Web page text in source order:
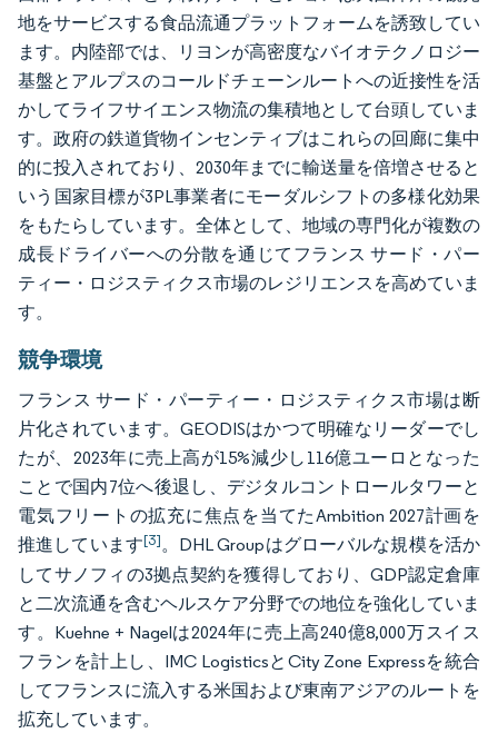
地をサービスする食品流通プラットフォームを誘致してい
ます。内陸部では、リヨンが高密度なバイオテクノロジー
基盤とアルプスのコールドチェーンルートへの近接性を活
かしてライフサイエンス物流の集積地として台頭していま
す。政府の鉄道貨物インセンティブはこれらの回廊に集中
的に投入されており、2030年までに輸送量を倍増させると
いう国家目標が3PL事業者にモーダルシフトの多様化効果
をもたらしています。全体として、地域の専門化が複数の
成長ドライバーへの分散を通じてフランス サード・パー
ティー・ロジスティクス市場のレジリエンスを高めていま
す。
競争環境
フランス サード・パーティー・ロジスティクス市場は断
片化されています。GEODISはかつて明確なリーダーでし
たが、2023年に売上高が15%減少し116億ユーロとなった
ことで国内7位へ後退し、デジタルコントロールタワーと
電気フリートの拡充に焦点を当てたAmbition 2027計画を
推進しています[3]。DHL Groupはグローバルな規模を活か
してサノフィの3拠点契約を獲得しており、GDP認定倉庫
と二次流通を含むヘルスケア分野での地位を強化していま
す。Kuehne + Nagelは2024年に売上高240億8,000万スイス
フランを計上し、IMC LogisticsとCity Zone Expressを統合
してフランスに流入する米国および東南アジアのルートを
拡充しています。